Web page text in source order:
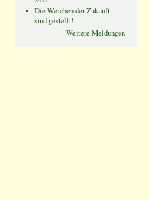
Die Weichen der Zukunft
sind gestellt!
Weitere Meldungen